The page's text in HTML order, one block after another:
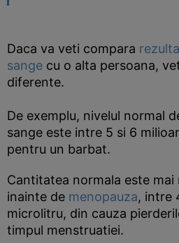
Daca va veti compara
sange cu o alta persoana,
diferente.
De exemplu, nivelul normal
sange este intre 5 si 6
pentru un barbat.
Cantitatea normala este
inainte de menopauza, intre
microlitru, din cauza
timpul menstruatiei.